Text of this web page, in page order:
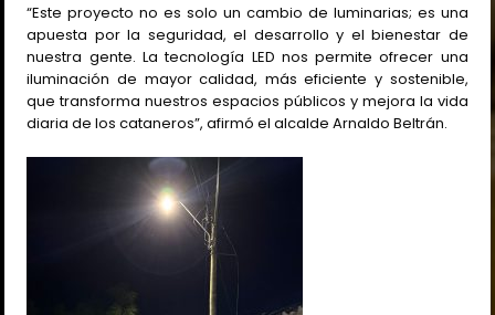
“Este proyecto no es solo un cambio de luminarias; es una
apuesta por la seguridad, el desarrollo y el bienestar de
nuestra gente. La tecnología LED nos permite ofrecer una
iluminación de mayor calidad, más eficiente y sostenible,
que transforma nuestros espacios públicos y mejora la vida
diaria de los cataneros”, afirmó el alcalde Arnaldo Beltrán.